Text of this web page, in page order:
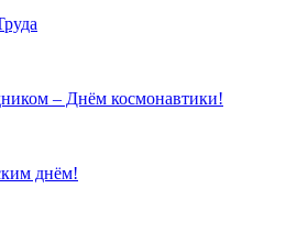
– Днём космонавтики!
днём!